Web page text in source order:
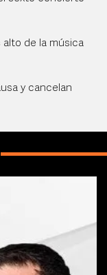
alto de la música
y cancelan